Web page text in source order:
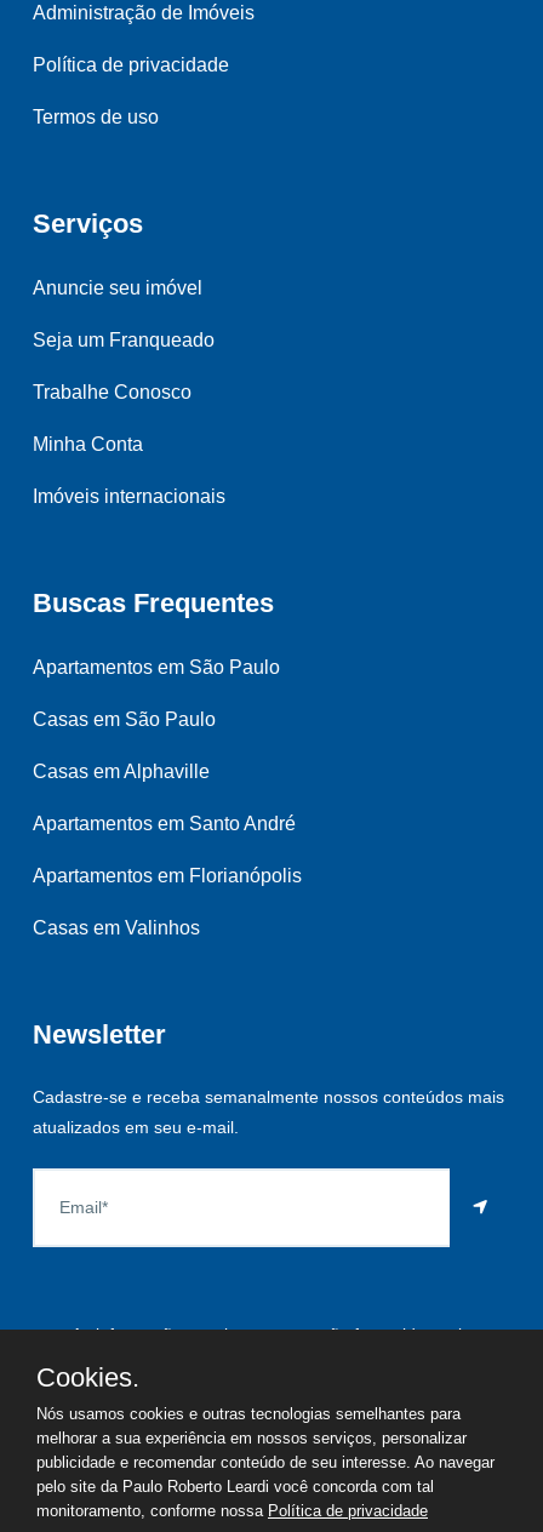
Administração de Imóveis
Política de privacidade
Termos de uso
Serviços
Anuncie seu imóvel
Seja um Franqueado
Trabalhe Conosco
Minha Conta
Imóveis internacionais
Buscas Frequentes
Apartamentos em São Paulo
Casas em São Paulo
Casas em Alphaville
Apartamentos em Santo André
Apartamentos em Florianópolis
Casas em Valinhos
Newsletter
Cadastre-se e receba semanalmente nossos conteúdos mais
atualizados em seu e-mail.
As informações aqui constantes são fornecidas pelo
proprietário do imóvel e estão sujeitas a alteração a qualquer
©2026Copyright - Paulo Roberto Leardi | Todos os direitos
Cookies.
Nós usamos cookies e outras tecnologias semelhantes para
melhorar a sua experiência em nossos serviços, personalizar
publicidade e recomendar conteúdo de seu interesse. Ao navegar
pelo site da Paulo Roberto Leardi você concorda com tal
monitoramento, conforme nossa Política de privacidade